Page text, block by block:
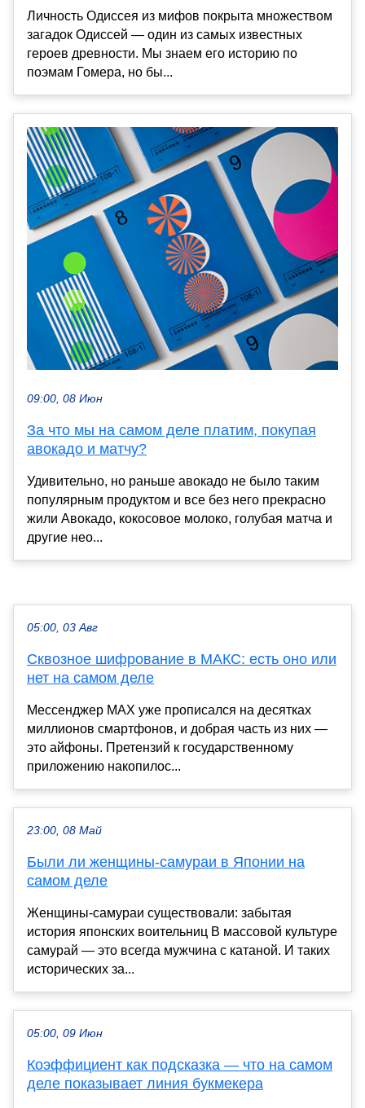
Личность Одиссея из мифов покрыта множеством
загадок Одиссей — один из самых известных
героев древности. Мы знаем его историю по
поэмам Гомера, но бы...
09:00, 08 Июн
За что мы на самом деле платим, покупая
авокадо и матчу?
Удивительно, но раньше авокадо не было таким
популярным продуктом и все без него прекрасно
жили Авокадо, кокосовое молоко, голубая матча и
другие нео...
05:00, 03 Авг
Сквозное шифрование в МАКС: есть оно или
нет на самом деле
Мессенджер MAX уже прописался на десятках
миллионов смартфонов, и добрая часть из них —
это айфоны. Претензий к государственному
приложению накопилос...
23:00, 08 Май
Были ли женщины-самураи в Японии на
самом деле
Женщины-самураи существовали: забытая
история японских воительниц В массовой культуре
самурай — это всегда мужчина с катаной. И таких
исторических за...
05:00, 09 Июн
Коэффициент как подсказка — что на самом
деле показывает линия букмекера